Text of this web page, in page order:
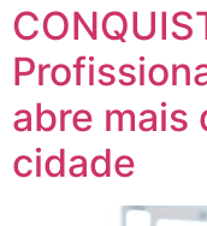
abre mais
cidade